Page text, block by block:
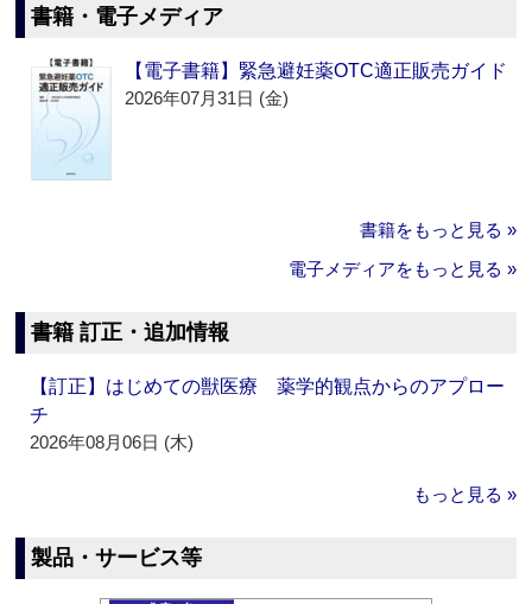
書籍・電子メディア
【電子書籍】緊急避妊薬OTC適正販売ガイド
2026年07月31日 (金)
書籍をもっと見る »
電子メディアをもっと見る »
書籍 訂正・追加情報
【訂正】はじめての獣医療 薬学的観点からのアプロー
チ
2026年08月06日 (木)
もっと見る »
製品・サービス等